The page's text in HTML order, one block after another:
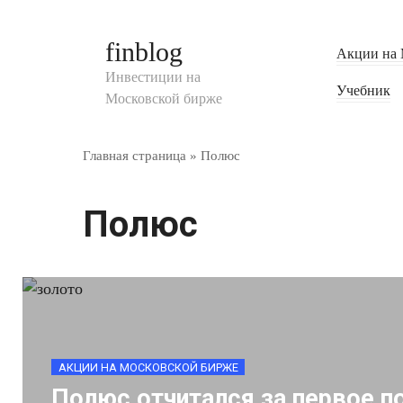
finblog
Инвестиции на
Московской бирже
Акции на
Учебник
Главная страница » Полюс
Полюс
АКЦИИ НА МОСКОВСКОЙ БИРЖЕ